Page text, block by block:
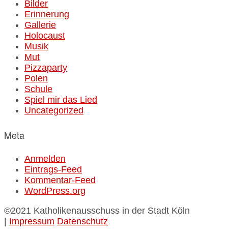
Bilder
Erinnerung
Gallerie
Holocaust
Musik
Mut
Pizzaparty
Polen
Schule
Spiel mir das Lied
Uncategorized
Meta
Anmelden
Eintrags-Feed
Kommentar-Feed
WordPress.org
©2021 Katholikenausschuss in der Stadt Köln
Impressum Datenschutz